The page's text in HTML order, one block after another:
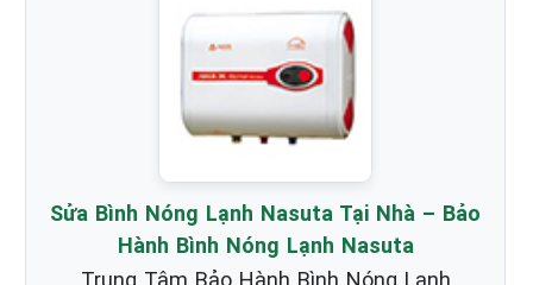
Sửa Bình Nóng Lạnh Nasuta Tại Nhà – Bảo
Hành Bình Nóng Lạnh Nasuta
Trung Tâm Bảo Hành Bình Nóng Lạnh